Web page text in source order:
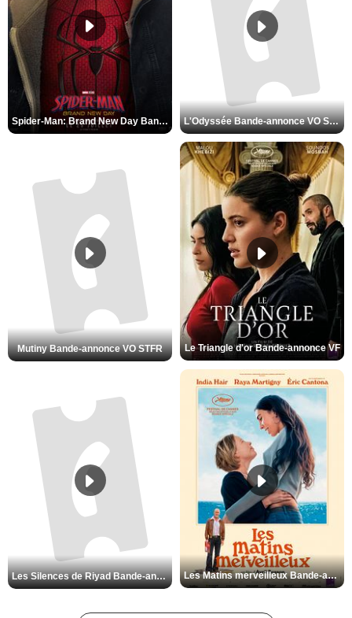
Spider-Man: Brand New Day Bande-annonce VO STFR L'Odyssée Bande-annonce VO STFR
Mutiny Bande-annonce VO STFR Le Triangle d'or Bande-annonce VF
Les Silences de Riyad Bande-annonce VO STFR Les Matins merveilleux Bande-annonce VF